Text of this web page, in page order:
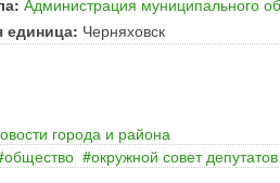
Администрация муниципального
единица: Черняховск
города и района
общество окружной совет депутатов